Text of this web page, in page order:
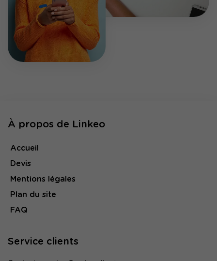
À propos de Linkeo
Accueil
Devis
Mentions légales
Plan du site
FAQ
Service clients